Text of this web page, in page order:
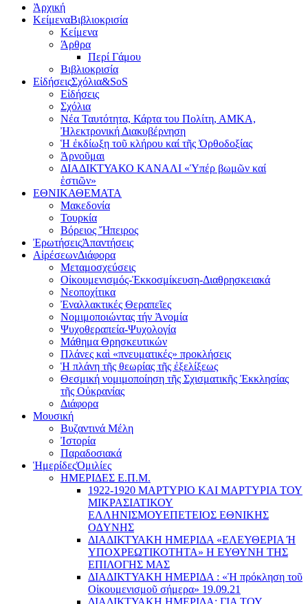
Ἀρχική
ΚείμεναΒιβλιοκρισία
Κείμενα
Άρθρα
Περί Γάμου
Βιβλιοκρισία
ΕἰδήσειςΣχόλια&SoS
Εἰδήσεις
Σχόλια
Νέα Ταυτότητα, Κάρτα του Πολίτη, ΑΜΚΑ,
Ἠλεκτρονική Διακυβέρνηση
Ἡ ἐκδίωξη τοῦ κλήρου καί τῆς Ὀρθοδοξίας
Ἀρνοῦμαι
ΔΙΑΔΙΚΤΥΑΚΟ ΚΑΝΑΛΙ «Ὑπέρ βωμῶν καί
ἑστιῶν»
ΕΘΝΙΚΑΘΕΜΑΤΑ
Μακεδονία
Τουρκία
Βόρειος Ἤπειρος
ἘρωτήσειςἈπαντήσεις
ΑἱρέσεωνΔιάφορα
Μεταμοσχεύσεις
Οἰκουμενισμός-Ἐκκοσμίκευση-Διαθρησκειακά
Νεοποχίτικα
Ἐναλλακτικές Θεραπεῖες
Νομιμοποιώντας τήν Ἀνομία
Ψυχοθεραπεία-Ψυχολογία
Μάθημα Θρησκευτικών
Πλάνες καὶ «πνευματικές» προκλήσεις
Ἡ πλάνη τῆς θεωρίας τῆς ἐξελίξεως
Θεσμική νομιμοποίηση τῆς Σχισματικῆς Ἐκκλησίας
τῆς Οὐκρανίας
Διάφορα
Μουσική
Βυζαντινά Μέλη
Ἰστορία
Παραδοσιακά
ἩμερίδεςὉμιλίες
ΗΜΕΡΙΔΕΣ Ε.Π.Μ.
1922-1920 ΜΑΡΤΥΡΙΟ ΚΑI ΜΑΡΤΥΡIΑ ΤΟΥ
ΜΙΚΡΑΣΙΑΤΙΚΟΥ
EΛΛΗΝΙΣΜΟΥEΠEΤΕΙΟΣ EΘΝΙΚHΣ
O∆YΝΗΣ
ΔΙΑΔΙΚΤΥΑΚΗ ΗΜΕΡΙΔΑ «EΛΕΥΘΕΡΙΑ Ή
YΠΟΧΡΕΩΤΙΚΟΤΗΤΑ» Η ΕΥΘΥΝΗ ΤΗΣ
EΠΙΛΟΓΗΣ ΜΑΣ
ΔΙΑΔΙΚΤΥΑΚΗ ΗΜΕΡΙΔΑ : «Ἡ πρόκληση τοῦ
Οἰκουμενισμοῦ σήμερα» 19.09.21
ΔΙΑΔΙΚΤΥΑΚΗ ΗΜΕΡΙΔΑ: ΓΙΑ ΤΟΥ